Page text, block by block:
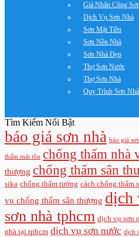
Giá Nhân Công
Dịch Vụ Sơn Nhà
Sơn Mặt Tiền
Sơn Nền Nhà
Sơn Nhà Đẹp
Thợ Sơn Nước
Thợ Sơn Nhà
Quy Trình Sơn Nhà
Tìm Kiếm Nổi Bật
báo giá sơn nhà báo giá
thấm mái tôn chống thấm nhà
thượng chống thấm sân
sika chống thấm tường cách chống thấm
vụ chống thấm sân thượng dịch
sơn nhà tphcm dịch vụ sơn
nhà tại tphcm dịch vụ sơn nước dịch